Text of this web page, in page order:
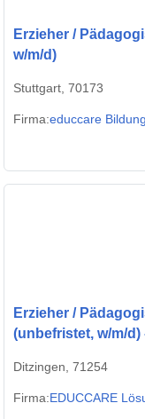
Erzieher /
w/m/d)
Stuttgart, 70173
Firma:educcare
Erzieher /
(unbefristet, w/m/d)
Ditzingen, 71254
Firma:EDUCCARE